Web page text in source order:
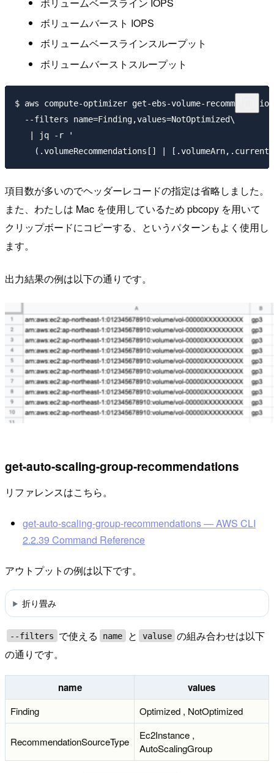
ボリュームバースト IOPS
ボリュームベースラインスループット
ボリュームバーストスループット
$ aws compute-optimizer get-ebs-volume-
  --filters name=Finding,values=NotOptimized\
   | jq -r '
項目数が多いのでヘッダーレコードの指定は省略しました。
また、わたしは Mac を使用しているため pbcopy を用いて
クリップボードにコピーする、というパターンもよく使用し
ます。
出力結果の例は以下の通りです。
get-auto-scaling-group-recommendations
リファレンスはこちら。
get-auto-scaling-group-recommendations — AWS CLI
2.2.39 Command Reference
アウトプットの例は以下です。
折り畳み
--filters で使える name と valuse の組み合わせは以下
の通りです。
name values
Finding Optimized , NotOptimized
RecommendationSourceType
Ec2Instance ,
AutoScalingGroup